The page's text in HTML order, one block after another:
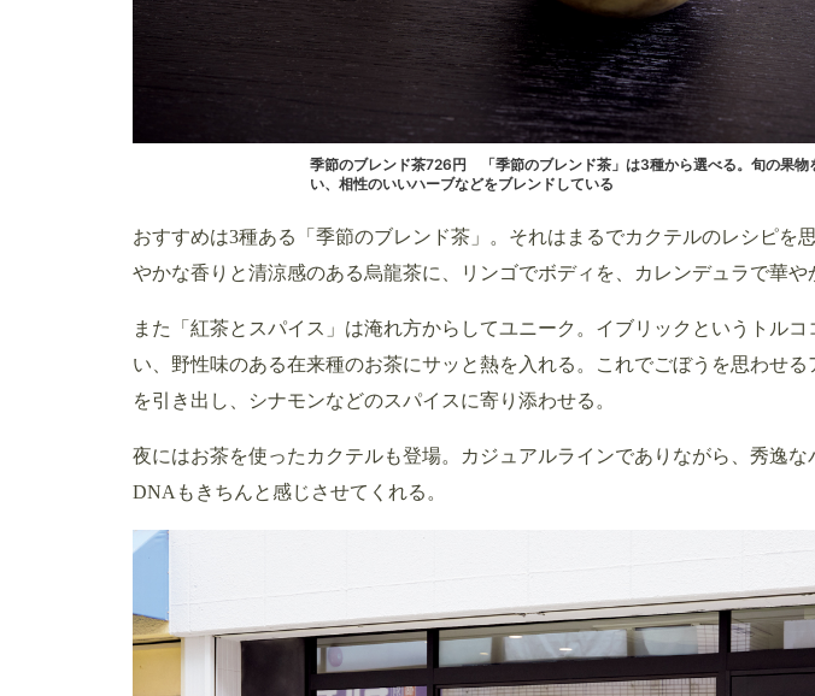
季節のブレンド茶726円 「季節のブレンド茶」は3種から選べる。旬の果物
い、相性のいいハーブなどをブレンドしている
おすすめは3種ある「季節のブレンド茶」。それはまるでカクテルのレシピを
やかな香りと清涼感のある烏龍茶に、リンゴでボディを、カレンデュラで華や
また「紅茶とスパイス」は淹れ方からしてユニーク。イブリックというトル
い、野性味のある在来種のお茶にサッと熱を入れる。これでごぼうを思わせ
を引き出し、シナモンなどのスパイスに寄り添わせる。
夜にはお茶を使ったカクテルも登場。カジュアルラインでありながら、秀逸
DNAもきちんと感じさせてくれる。